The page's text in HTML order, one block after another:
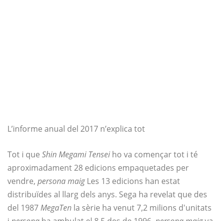
L’informe anual del 2017 n’explica tot
Tot i que Shin Megami Tensei ho va començar tot i té
aproximadament 28 edicions empaquetades per
vendre, persona maigLes 13 edicions han estat
distribuïdes al llarg dels anys. Sega ha revelat que des
del 1987MegaTen la sèrie ha venut 7,2 milions d'unitats